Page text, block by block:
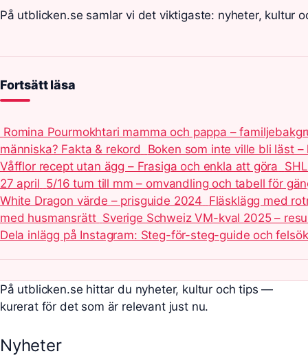
På utblicken.se samlar vi det viktigaste: nyheter, kultur
Fortsätt läsa
Romina Pourmokhtari mamma och pappa –
människa? Fakta & rekord
Boken som inte ville bli läst
Våfflor recept utan ägg – Frasiga och enkla att göra
27 april 5/16 tum till mm – omvandling och tabell för
White Dragon värde – prisguide 2024 Fläsklägg med
med husmansrätt Sverige Schweiz VM-kval 2025 –
Dela inlägg på Instagram: Steg-för-steg-guide och
På utblicken.se hittar du nyheter, kultur och tips —
kurerat för det som är relevant just nu.
Nyheter